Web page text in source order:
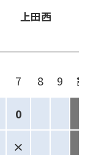
上田西
7 8 9
0
×